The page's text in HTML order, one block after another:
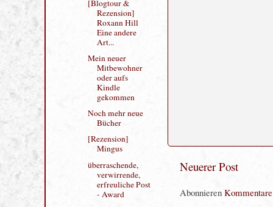
Neuerer Post
Abonnieren
schon wieder
Neuzugänge
[Blogtour &
Rezension]
Eine andere
Art...
Mein neuer
Mitbewohner
Kindle
gekommen
Noch mehr neue
Bücher
[Rezension]
Mingus
überraschende,